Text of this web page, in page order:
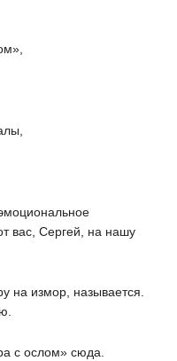
вас, Сергей, на нашу
на измор, называется.
с ослом» сюда.